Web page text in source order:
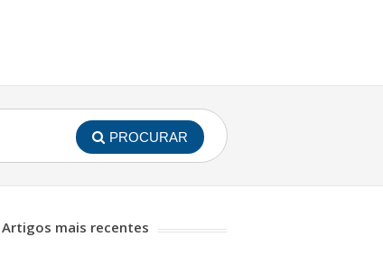
PROCURAR
Artigos mais recentes